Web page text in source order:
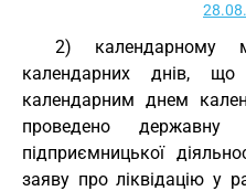
2) календарному
календарних днів,
календарним днем
проведено державну
підприємницької
заяву про ліквідацію у